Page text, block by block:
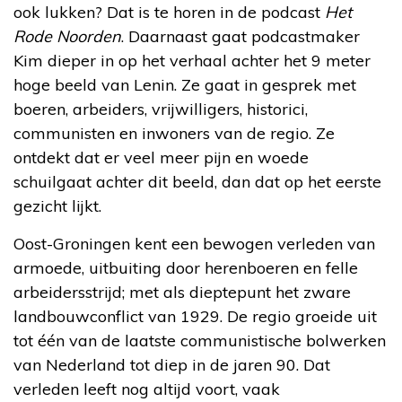
ook lukken? Dat is te horen in de podcast Het
Rode Noorden. Daarnaast gaat podcastmaker
Kim dieper in op het verhaal achter het 9 meter
hoge beeld van Lenin. Ze gaat in gesprek met
boeren, arbeiders, vrijwilligers, historici,
communisten en inwoners van de regio. Ze
ontdekt dat er veel meer pijn en woede
schuilgaat achter dit beeld, dan dat op het eerste
gezicht lijkt.
Oost-Groningen kent een bewogen verleden van
armoede, uitbuiting door herenboeren en felle
arbeidersstrijd; met als dieptepunt het zware
landbouwconflict van 1929. De regio groeide uit
tot één van de laatste communistische bolwerken
van Nederland tot diep in de jaren 90. Dat
verleden leeft nog altijd voort, vaak